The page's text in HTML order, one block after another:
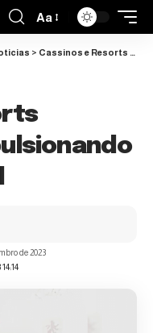
Aa
> Cassinos e Resorts Integrados: Impulsionando o Turismo Global
de 2023